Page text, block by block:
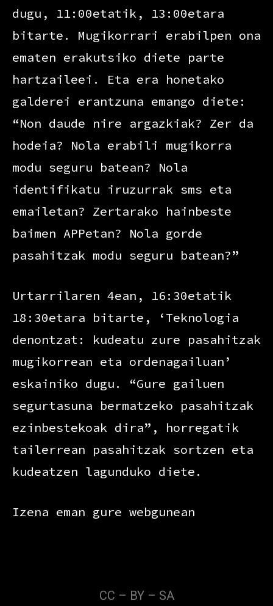
dugu, 11:00etatik, 13:00etara
bitarte. Mugikorrari erabilpen ona
ematen erakutsiko diete parte
hartzaileei. Eta era honetako
galderei erantzuna emango diete:
“Non daude nire argazkiak? Zer da
hodeia? Nola erabili mugikorra
modu seguru batean? Nola
identifikatu iruzurrak sms eta
emailetan? Zertarako hainbeste
baimen APPetan? Nola gorde
pasahitzak modu seguru batean?”
Urtarrilaren 4ean, 16:30etatik
18:30etara bitarte, ‘Teknologia
denontzat: kudeatu zure pasahitzak
mugikorrean eta ordenagailuan’
eskainiko dugu. “Gure gailuen
segurtasuna bermatzeko pasahitzak
ezinbestekoak dira”, horregatik
tailerrean pasahitzak sortzen eta
kudeatzen lagunduko diete.
Izena eman gure webgunean
CC – BY – SA